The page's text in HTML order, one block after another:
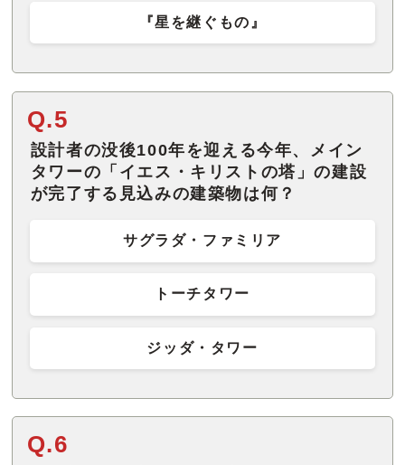
『星を継ぐもの』
Q.5
設計者の没後100年を迎える今年、メイン
タワーの「イエス・キリストの塔」の建設
が完了する見込みの建築物は何？
サグラダ・ファミリア
トーチタワー
ジッダ・タワー
Q.6